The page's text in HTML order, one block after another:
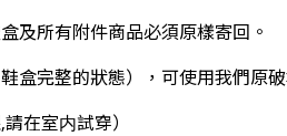
及所有附件商品必須原樣寄回。
完整的狀態），可使用我們原
在室内試穿）